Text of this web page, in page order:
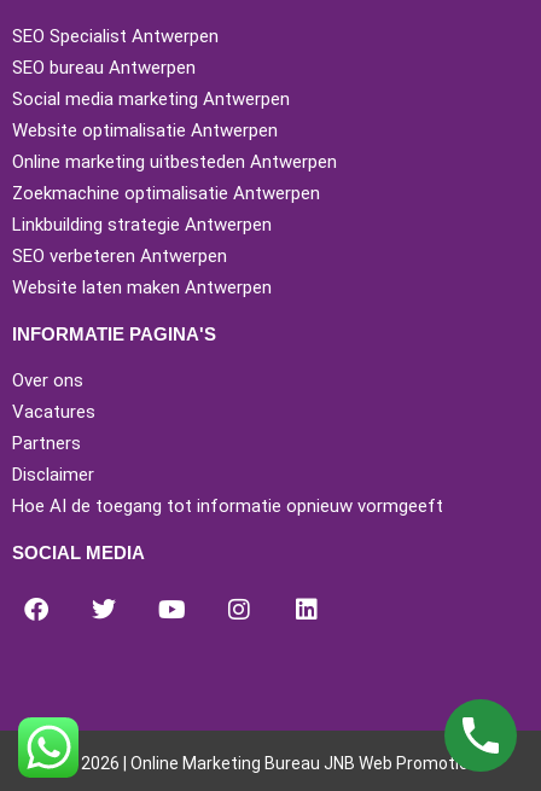
SEO Specialist Antwerpen
SEO bureau Antwerpen
Social media marketing Antwerpen
Website optimalisatie Antwerpen
Online marketing uitbesteden Antwerpen
Zoekmachine optimalisatie Antwerpen
Linkbuilding strategie Antwerpen
SEO verbeteren Antwerpen
Website laten maken Antwerpen
INFORMATIE PAGINA'S
Over ons
Vacatures
Partners
Disclaimer
Hoe AI de toegang tot informatie opnieuw vormgeeft
SOCIAL MEDIA
© 2026 | Online Marketing Bureau JNB Web Promotion